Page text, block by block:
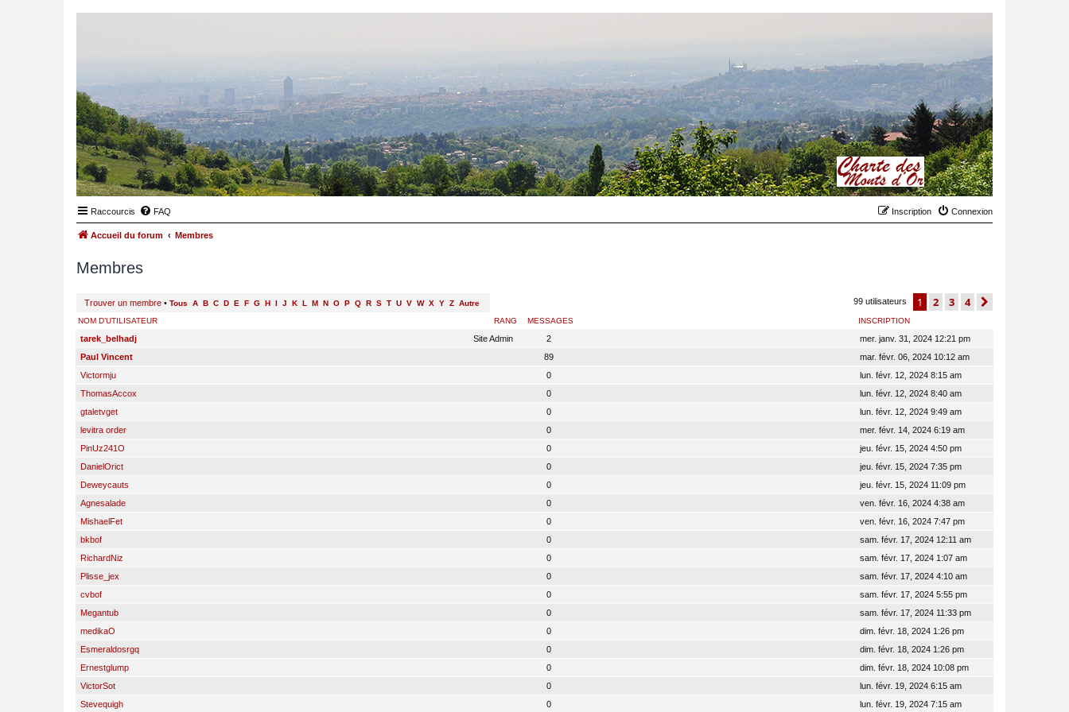
Raccourcis FAQ Connexion
Inscription
Accueil du forum Membres
Membres
Trouver un membre • Tous A B C D E F G H I J K L M N O P Q R S T U V W X Y Z Autre 99 utilisateurs 1 2 3 4
RANG
NOM D’UTILISATEUR MESSAGES INSCRIPTION
Site Admin
tarek_belhadj 2
mer. janv. 31, 2024 12:21 pm
Paul Vincent
89
mar. févr. 06, 2024 10:12 am
Victormju
0
lun. févr. 12, 2024 8:15 am
ThomasAccox
0
lun. févr. 12, 2024 8:40 am
gtaletvget
0
lun. févr. 12, 2024 9:49 am
levitra order
0
mer. févr. 14, 2024 6:19 am
PinUz241O
0
jeu. févr. 15, 2024 4:50 pm
DanielOrict
0
jeu. févr. 15, 2024 7:35 pm
Deweycauts
0
jeu. févr. 15, 2024 11:09 pm
Agnesalade
0
ven. févr. 16, 2024 4:38 am
MishaelFet
0
ven. févr. 16, 2024 7:47 pm
bkbof
0
sam. févr. 17, 2024 12:11 am
RichardNiz
0
sam. févr. 17, 2024 1:07 am
Plisse_jex
0
sam. févr. 17, 2024 4:10 am
cvbof
0
sam. févr. 17, 2024 5:55 pm
Megantub
0
sam. févr. 17, 2024 11:33 pm
medikaO
0
dim. févr. 18, 2024 1:26 pm
Esmeraldosrgq
0
dim. févr. 18, 2024 1:26 pm
Ernestglump
0
dim. févr. 18, 2024 10:08 pm
VictorSot
0
lun. févr. 19, 2024 6:15 am
Stevequigh
0 lun. févr. 19, 2024 7:15 am